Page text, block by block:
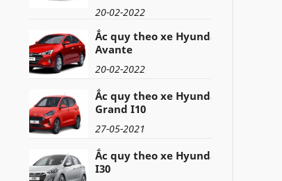
20-02-2022
Ắc quy theo xe Hyundai
Avante
20-02-2022
Ắc quy theo xe Hyundai
Grand I10
27-05-2021
Ắc quy theo xe Hyundai
I30